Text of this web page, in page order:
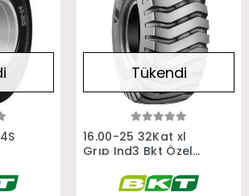
Stokta Yok
Tükendi
16.00-25 32Kat xl
Grıp Ind3 Bkt Özel